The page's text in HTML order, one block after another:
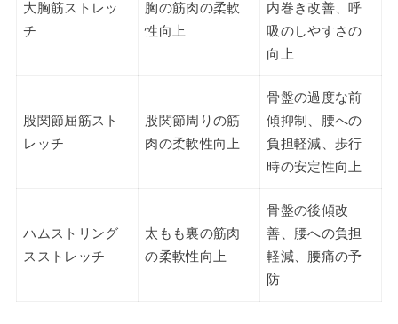
大胸筋ストレッ
チ
胸の筋肉の柔軟
性向上
内巻き改善、呼
吸のしやすさの
向上
股関節屈筋スト
レッチ
股関節周りの筋
肉の柔軟性向上
骨盤の過度な前
傾抑制、腰への
負担軽減、歩行
時の安定性向上
ハムストリング
スストレッチ
太もも裏の筋肉
の柔軟性向上
骨盤の後傾改
善、腰への負担
軽減、腰痛の予
防